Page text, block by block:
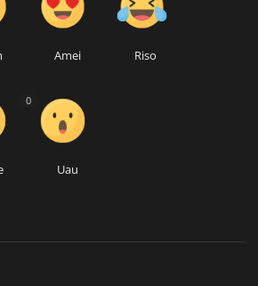
Amei Riso
0
Uau